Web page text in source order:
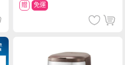
贈 免運